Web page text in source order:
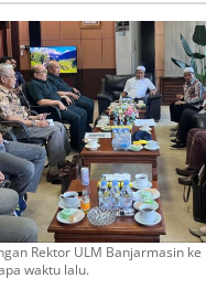
Rektor ULM Banjarmasin ke
waktu lalu.